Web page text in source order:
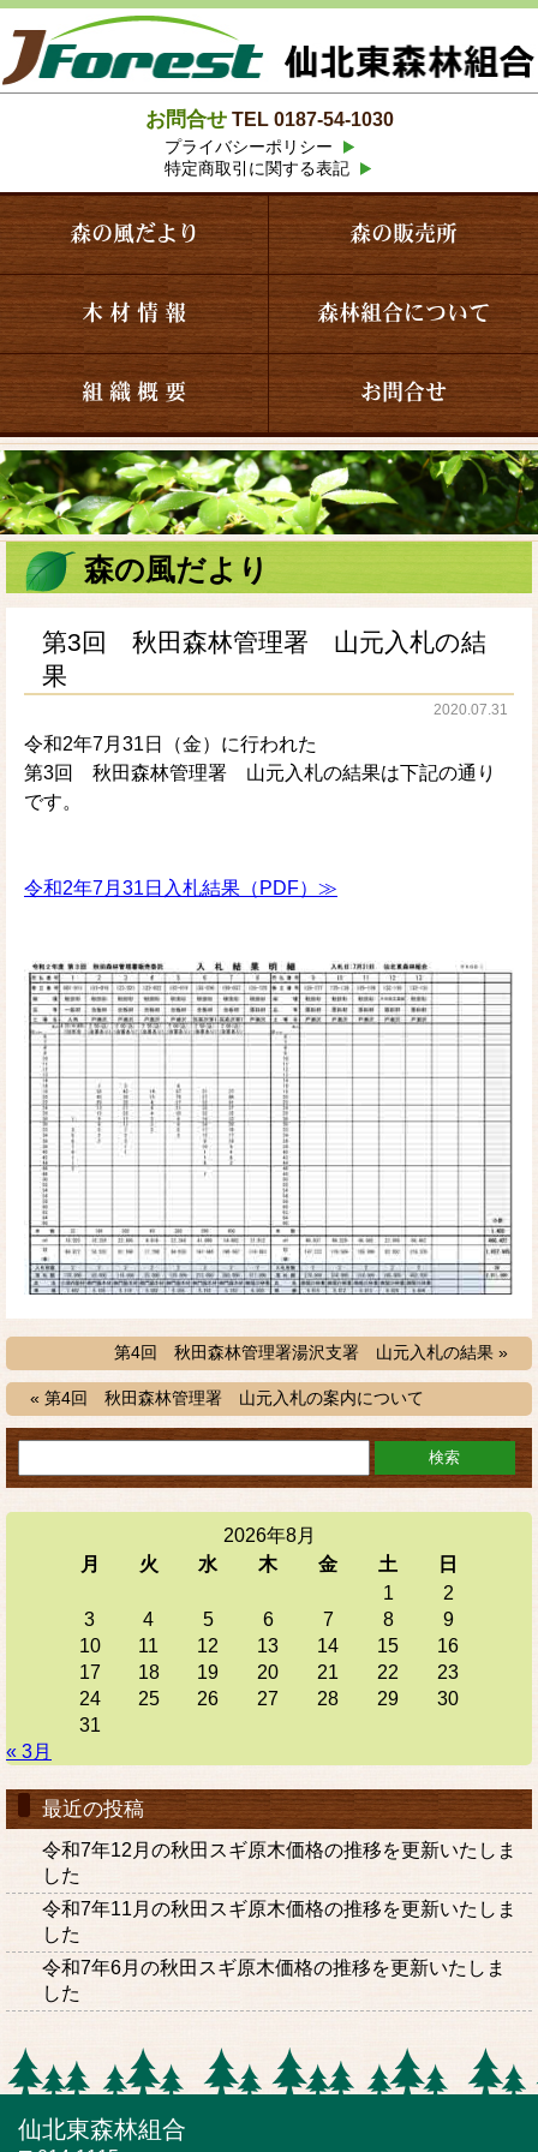
お問合せ TEL 0187-54-1030
プライバシーポリシー
特定商取引に関する表記
森の風だより 森の販売所
木 材 情 報 森林組合について
組 織 概 要 お問合せ
森の風だより
第3回 秋田森林管理署 山元入札の結
果
2020.07.31
令和2年7月31日（金）に行われた
第3回 秋田森林管理署 山元入札の結果は下記の通り
です。
令和2年7月31日入札結果（PDF）≫
第4回 秋田森林管理署湯沢支署 山元入札の結果 »
« 第4回 秋田森林管理署 山元入札の案内について
2026年8月
月
火 水 木 金 土
日
1
2
3
4 5 6 7 8
9
10
11 12 13 14 15
16
17
18 19 20 21 22
23
24
25 26 27 28 29
30
31
« 3月
最近の投稿
令和7年12月の秋田スギ原木価格の推移を更新いたしま
した
令和7年11月の秋田スギ原木価格の推移を更新いたしま
した
令和7年6月の秋田スギ原木価格の推移を更新いたしま
した
仙北東森林組合